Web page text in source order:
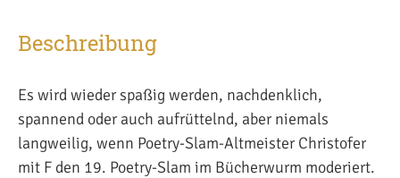
Beschreibung
Es wird wieder spaßig werden, nachdenklich,
spannend oder auch aufrüttelnd, aber niemals
langweilig, wenn Poetry-Slam-Altmeister Christofer
mit F den 19. Poetry-Slam im Bücherwurm moderiert.